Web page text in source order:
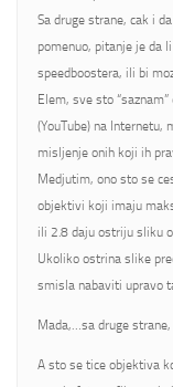
Sa druge strane, cak i
pomenuo, pitanje je da
speedboostera, ili bi
Elem, sve sto
(YouTube) na
misljenje onih koji ih
Medjutim, ono sto se
objektivi koji imaju
ili 2.8 daju ostriju sliku
Ukoliko ostrina slike
smisla nabaviti upravo
Mada,…sa druge
A sto se tice objektiva